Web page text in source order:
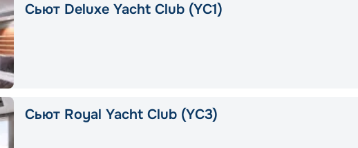
Сьют Deluxe Yacht Club (YC1)
Сьют Royal Yacht Club (YC3)